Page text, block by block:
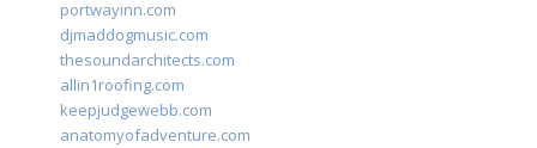
portwayinn.com
djmaddogmusic.com
thesoundarchitects.com
allin1roofing.com
keepjudgewebb.com
anatomyofadventure.com